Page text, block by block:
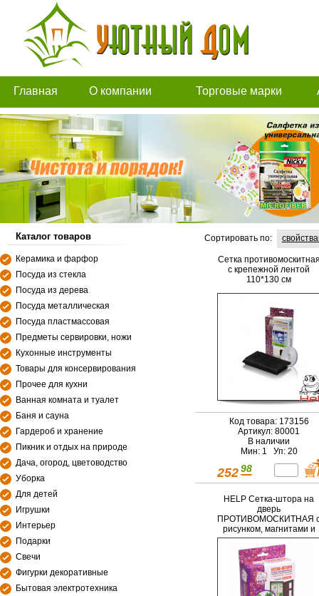
Главная О компании Торговые марки
Каталог товаров
Керамика и фарфор
Посуда из стекла
Посуда из дерева
Посуда металлическая
Посуда пластмассовая
Предметы сервировки, ножи
Кухонные инструменты
Товары для консервирования
Прочее для кухни
Ванная комната и туалет
Баня и сауна
Гардероб и хранение
Пикник и отдых на природе
Дача, огород, цветоводство
Уборка
Для детей
Игрушки
Интерьер
Подарки
Свечи
Фигурки декоративные
Бытовая электротехника
Сортировать по:
Сетка
с крепежной лентой
110*130 см
Код товара: 173156
Артикул: 80001
В наличии
Мин: 1 Уп: 20
252 98
HELP Сетка-штора на
дверь
ПРОТИВОМОСКИТНАЯ
рисунком, магнитами и
крепежом, 45*210 см,
2шт. в упаковке /20